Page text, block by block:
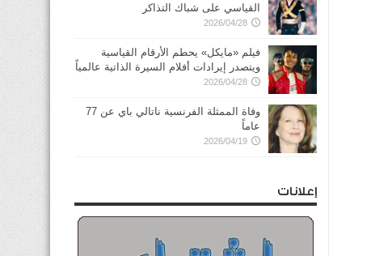
القياسي على شباك التذاكر
2026/04/28
فيلم «مايكل» يحطم الأرقام القياسية
ويتصدر إيرادات أفلام السيرة الذاتية عالمياً
2026/04/28
وفاة الممثلة الفرنسية ناتالي باي عن 77
عاماً
2026/04/19
إعلانات